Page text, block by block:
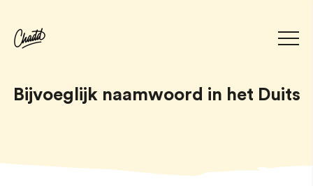
Bijvoeglijk naamwoord in het Duits